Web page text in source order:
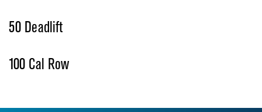
50 Deadlift
100 Cal Row